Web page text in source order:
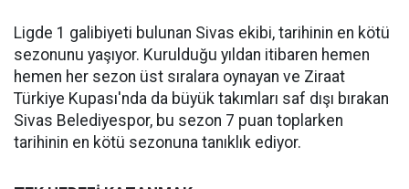
Ligde 1 galibiyeti bulunan Sivas ekibi, tarihinin en kötü
sezonunu yaşıyor. Kurulduğu yıldan itibaren hemen
hemen her sezon üst sıralara oynayan ve Ziraat
Türkiye Kupası'nda da büyük takımları saf dışı bırakan
Sivas Belediyespor, bu sezon 7 puan toplarken
tarihinin en kötü sezonuna tanıklık ediyor.